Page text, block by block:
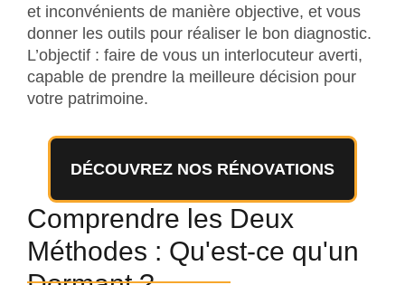
et inconvénients de manière objective, et vous
donner les outils pour réaliser le bon diagnostic.
L’objectif : faire de vous un interlocuteur averti,
capable de prendre la meilleure décision pour
votre patrimoine.
DÉCOUVREZ NOS RÉNOVATIONS
Comprendre les Deux
Méthodes : Qu'est-ce qu'un